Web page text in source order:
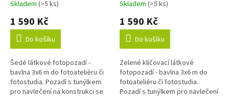
Skladem (>5 ks)
1 590 Kč
Do košíku
Šedé látkové fotopozadí -
bavlna 3x6 m do fotoateliéru či
fotostudia. Pozadí s tunýlkem
pro navlečení na konstrukci se
Skladem (>5 ks)
1 590 Kč
Do košíku
Zelené klíčovací látkové
fotopozadí - bavlna 3x6 m do
fotoateliéru či fotostudia.
Pozadí s tunýlkem pro navlečení